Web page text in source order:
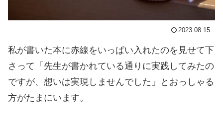
2023.08.15
私が書いた本に赤線をいっぱい入れたのを見せて下
さって「先生が書かれている通りに実践してみたの
ですが、想いは実現しませんでした」とおっしゃる
方がたまにいます。